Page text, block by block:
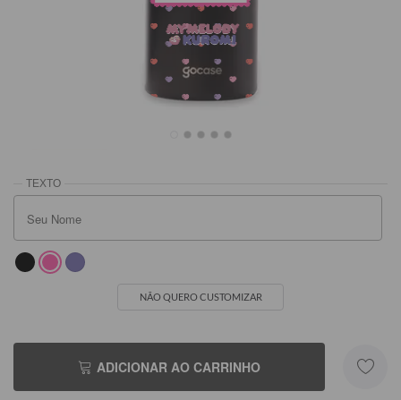
Azul
NÃO QUERO CUSTOMIZAR
ADICIONAR AO CARRINHO